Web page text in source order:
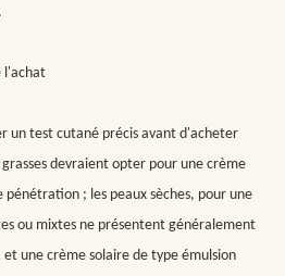
l'achat
un test cutané précis avant d'acheter
devraient opter pour une crème
; les peaux sèches, pour une
ou mixtes ne présentent généralement
une crème solaire de type émulsion